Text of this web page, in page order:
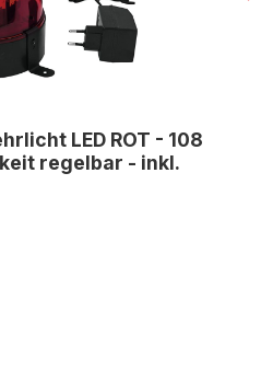
LED ROT - 108
regelbar - inkl.